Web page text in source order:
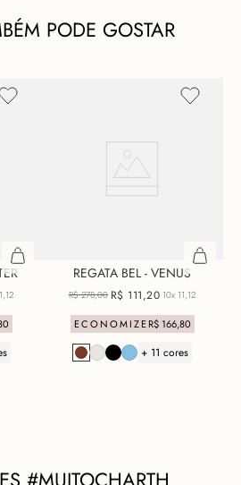
PODE GOSTAR
REGATA BEL - VENUS
R$ 278,00 R$ 111,20 10x 11,12
ECONOMIZER$ 166,80
+ 11 cores